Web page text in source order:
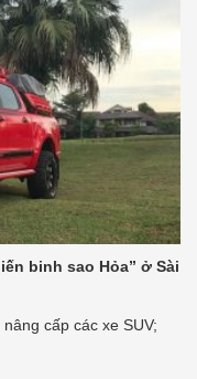
binh sao Hỏa” ở Sài
cấp các xe SUV;